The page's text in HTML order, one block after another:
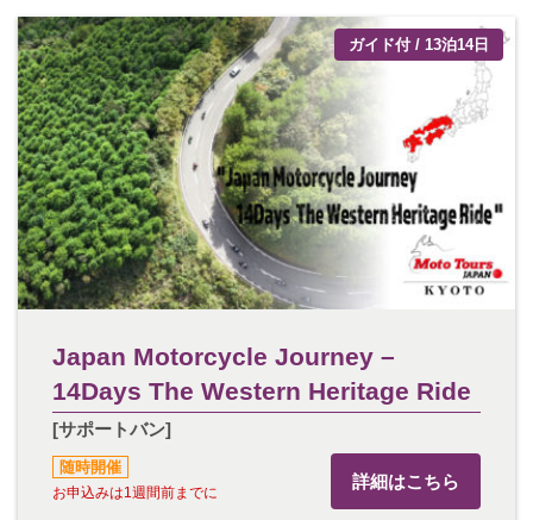
ガイド付 / 13泊14日
Japan Motorcycle Journey –
14Days The Western Heritage Ride
[サポートバン]
随時開催
お申込みは1週間前までに
詳細はこちら